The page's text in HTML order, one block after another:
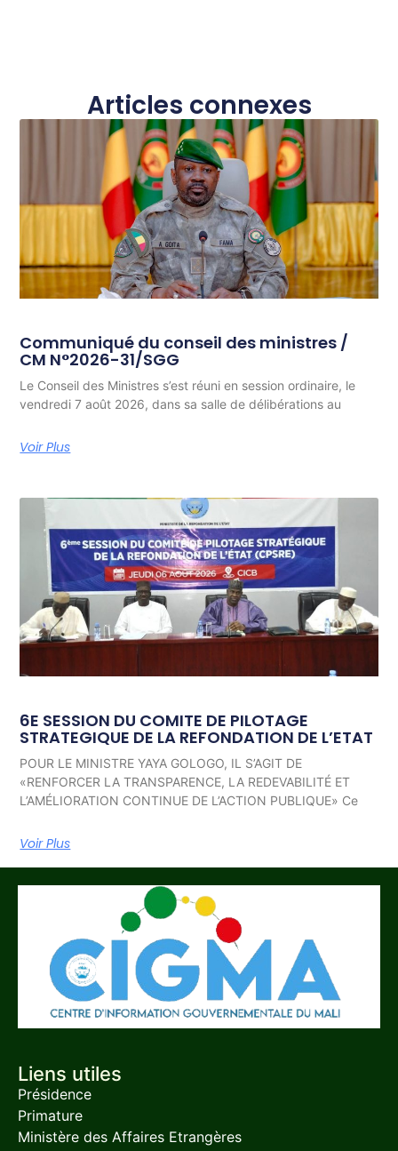
Articles connexes
Communiqué du conseil des ministres /
CM N°2026-31/SGG
Le Conseil des Ministres s’est réuni en session ordinaire, le
vendredi 7 août 2026, dans sa salle de délibérations au
Voir Plus
6E SESSION DU COMITE DE PILOTAGE
STRATEGIQUE DE LA REFONDATION DE L’ETAT
POUR LE MINISTRE YAYA GOLOGO, IL S’AGIT DE
«RENFORCER LA TRANSPARENCE, LA REDEVABILITÉ ET
L’AMÉLIORATION CONTINUE DE L’ACTION PUBLIQUE» Ce
Voir Plus
Liens utiles
Présidence
Primature
Ministère des Affaires Etrangères